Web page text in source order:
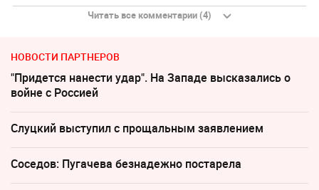
Читать все комментарии (4)
НОВОСТИ ПАРТНЕРОВ
"Придется нанести удар". На Западе высказались о
войне с Россией
Слуцкий выступил с прощальным заявлением
Соседов: Пугачева безнадежно постарела